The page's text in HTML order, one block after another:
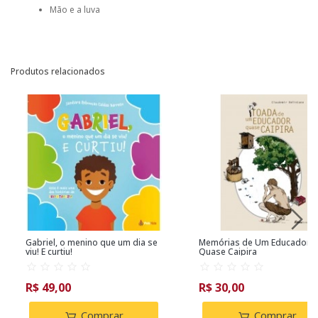
Mão e a luva
Produtos relacionados
Gabriel, o menino que um dia se
viu! E curtiu!
R$ 49,00
Memórias de Um Educador
Quase Caipira
R$ 30,00